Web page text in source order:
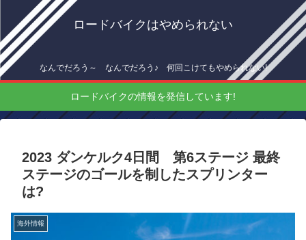
ロードバイクはやめられない
なんでだろう～ なんでだろう♪ 何回こけてもやめられない!
ロードバイクの情報を発信しています!
2023 ダンケルク4日間 第6ステージ 最終
ステージのゴールを制したスプリンター
は?
海外情報